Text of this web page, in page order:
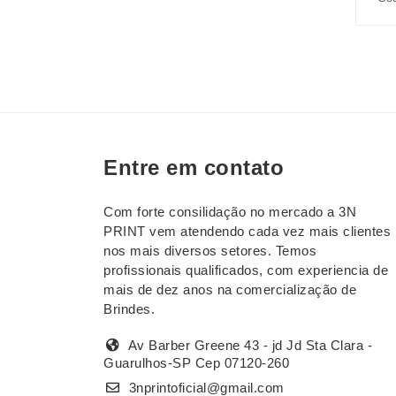
Entre em contato
Com forte consilidação no mercado a 3N
PRINT vem atendendo cada vez mais clientes
nos mais diversos setores. Temos
profissionais qualificados, com experiencia de
mais de dez anos na comercialização de
Brindes.
Av Barber Greene 43 - jd Jd Sta Clara -
Guarulhos-SP Cep 07120-260
3nprintoficial@gmail.com